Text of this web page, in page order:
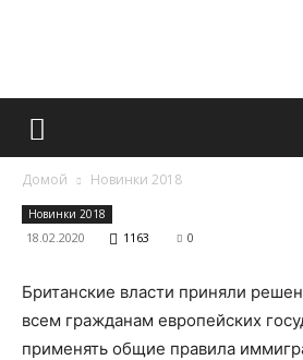
и
Домой Новинки 2018
Новинки 2018
18.02.2020 1163 0
Британские власти приняли
всем гражданам европейских
применять общие правила